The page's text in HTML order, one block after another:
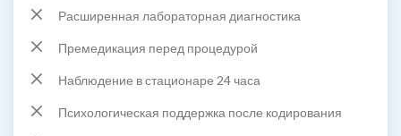
Расширенная лабораторная диагностика
Премедикация перед процедурой
Наблюдение в стационаре 24 часа
Психологическая поддержка после кодирования